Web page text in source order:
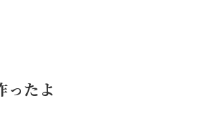
ったよ